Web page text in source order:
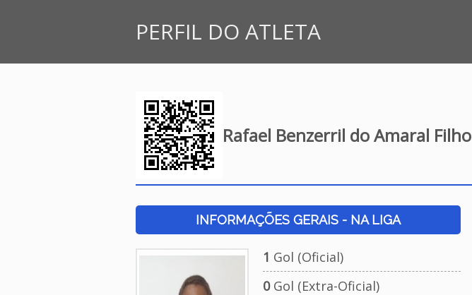
PERFIL DO ATLETA
Rafael Benzerril do Amaral Filho
INFORMAÇÕES GERAIS - NA LIGA
1 Gol (Oficial)
0Gol (Extra-Oficial)